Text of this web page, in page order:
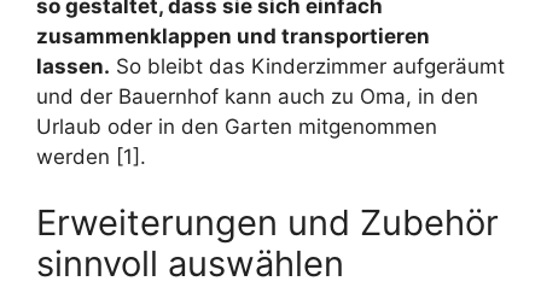
so gestaltet, dass sie sich einfach
zusammenklappen und transportieren
lassen. So bleibt das Kinderzimmer aufgeräumt
und der Bauernhof kann auch zu Oma, in den
Urlaub oder in den Garten mitgenommen
werden [1].
Erweiterungen und Zubehör
sinnvoll auswählen